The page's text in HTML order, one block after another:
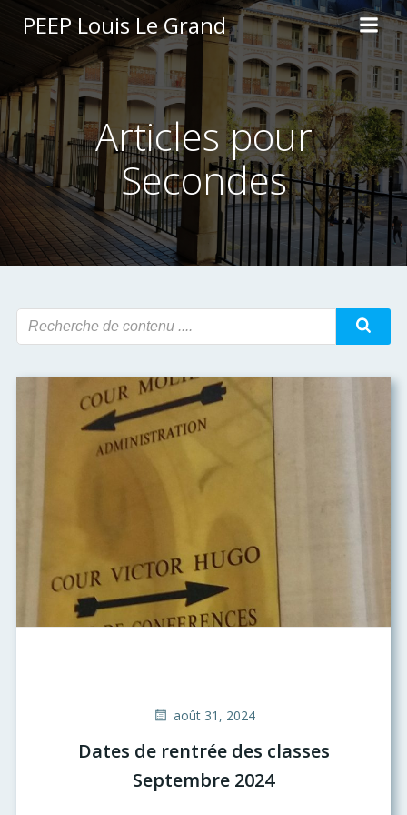
Aller
au
contenu
PEEP Louis Le Grand
Articles pour
Secondes
août 31, 2024
Dates de rentrée des classes
Septembre 2024